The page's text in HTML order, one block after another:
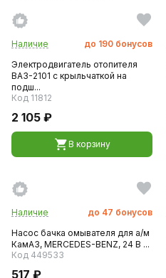
Наличие до 190 бонусов
Электродвигатель отопителя
ВАЗ-2101 с крыльчаткой на
подш...
Код 11812
2 105 ₽
В корзину
Наличие до 47 бонусов
Насос бачка омывателя для а/м
КамАЗ, MERCEDES-BENZ, 24 В ...
Код 449533
517 ₽